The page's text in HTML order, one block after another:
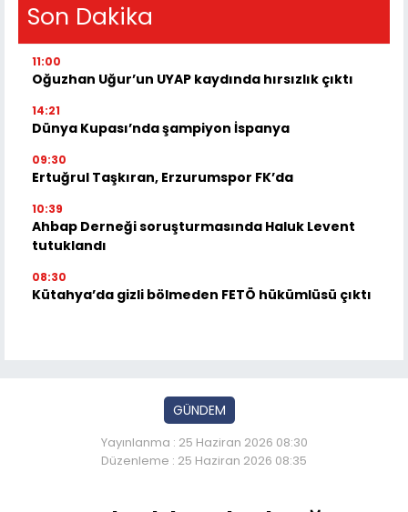
Son Dakika
11:00
Oğuzhan Uğur’un UYAP kaydında hırsızlık çıktı
14:21
Dünya Kupası’nda şampiyon İspanya
09:30
Ertuğrul Taşkıran, Erzurumspor FK’da
10:39
Ahbap Derneği soruşturmasında Haluk Levent
tutuklandı
08:30
Kütahya’da gizli bölmeden FETÖ hükümlüsü çıktı
GÜNDEM
Yayınlanma : 25 Haziran 2026 08:30
Düzenleme : 25 Haziran 2026 08:35